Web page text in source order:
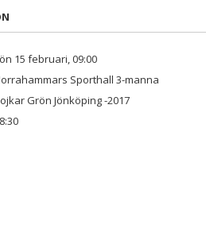
15 februari, 09:00
Sporthall 3-manna
Grön Jönköping -2017